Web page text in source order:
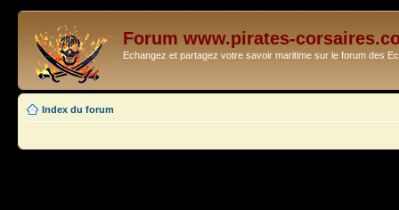
Forum www.pirates-
Echangez et partagez votre savoir maritime sur le forum des
Index du forum